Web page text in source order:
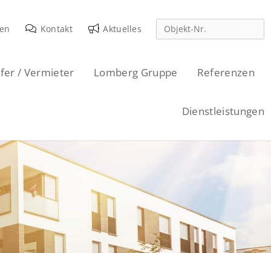
Kontakt Aktuelles
/ Vermieter Lomberg Gruppe Referenzen
Dienstleistungen